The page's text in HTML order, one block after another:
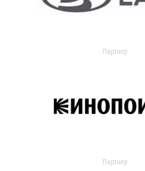
Партнер
Партнер